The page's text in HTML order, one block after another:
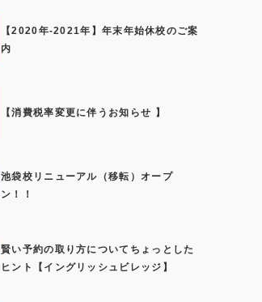
【2020年-2021年】年末年始休校のご案
内
【消費税率変更に伴うお知らせ 】
池袋校リニューアル（移転）オープ
ン！！
賢い予約の取り方についてちょっとした
ヒント【イングリッシュビレッジ】